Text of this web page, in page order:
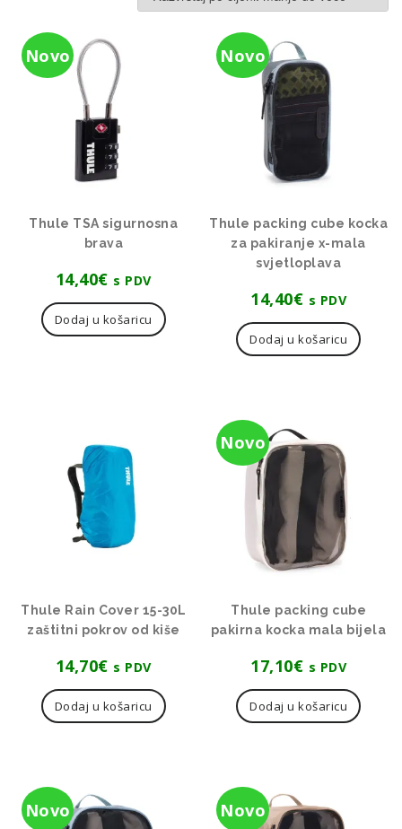
od
niske
do
visoke
Novo
Thule TSA sigurnosna
brava
14,40€ s PDV
Dodaj u košaricu
Novo
Thule packing cube kocka
za pakiranje x-mala
svjetloplava
14,40€ s PDV
Dodaj u košaricu
Thule Rain Cover 15-30L
zaštitni pokrov od kiše
14,70€ s PDV
Dodaj u košaricu
Novo
Thule packing cube
pakirna kocka mala bijela
17,10€ s PDV
Dodaj u košaricu
Novo Novo